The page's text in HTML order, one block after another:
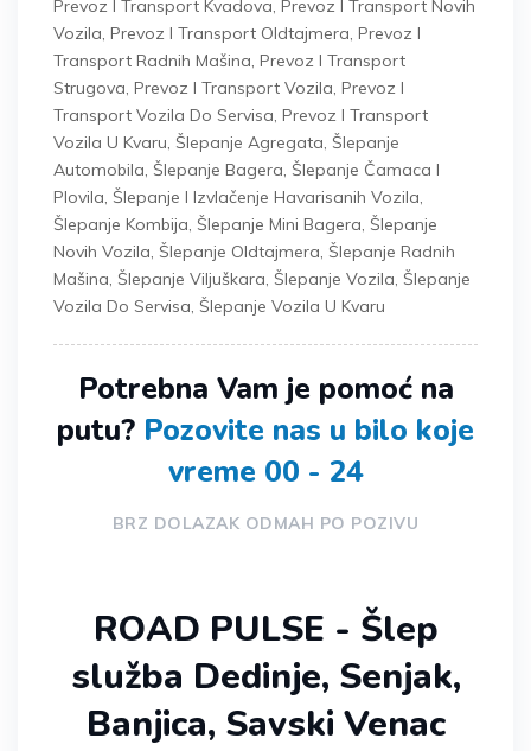
Prevoz I Transport Kvadova, Prevoz I Transport Novih
Vozila, Prevoz I Transport Oldtajmera, Prevoz I
Transport Radnih Mašina, Prevoz I Transport
Strugova, Prevoz I Transport Vozila, Prevoz I
Transport Vozila Do Servisa, Prevoz I Transport
Vozila U Kvaru, Šlepanje Agregata, Šlepanje
Automobila, Šlepanje Bagera, Šlepanje Čamaca I
Plovila, Šlepanje I Izvlačenje Havarisanih Vozila,
Šlepanje Kombija, Šlepanje Mini Bagera, Šlepanje
Novih Vozila, Šlepanje Oldtajmera, Šlepanje Radnih
Mašina, Šlepanje Viljuškara, Šlepanje Vozila, Šlepanje
Vozila Do Servisa, Šlepanje Vozila U Kvaru
Potrebna Vam je pomoć na
putu? Pozovite nas u bilo koje
vreme 00 - 24
BRZ DOLAZAK ODMAH PO POZIVU
ROAD PULSE - Šlep
služba Dedinje, Senjak,
Banjica, Savski Venac